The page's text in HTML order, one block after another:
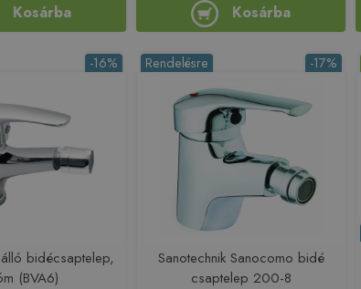
Kosárba Kosárba
-16%
bidécsaptelep,
(BVA6)
-17%
Rendelésre
Sanotechnik Sanocomo bidé
csaptelep 200-8